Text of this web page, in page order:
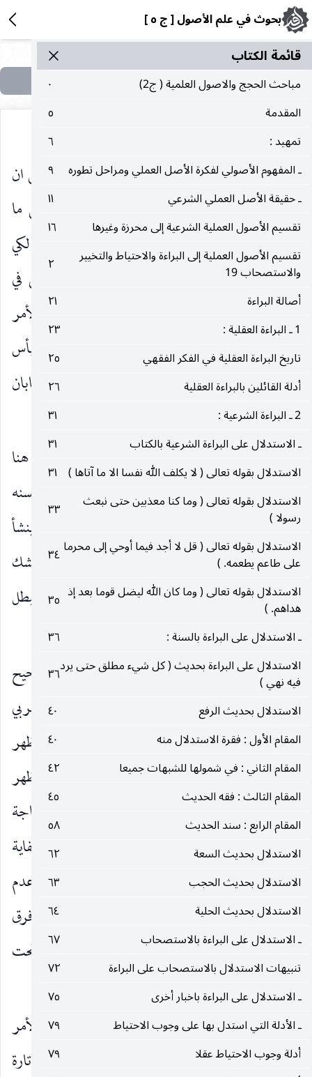
بحوث في علم الأصول [ ج ٥ ]
قائمة الکتاب
مباحث الحجج والاصول العلمية ( ج2)
٠
المقدمة
٥
تمهيد :
٦
ـ المفهوم الأصولي لفكرة الأصل العملي ومراحل تطوره
٩
ـ حقيقة الأصل العملي الشرعي
١١
تقسيم الأصول العملية الشرعية إلى محرزة وغيرها
١٦
تقسيم الأصول العملية إلى البراءة والاحتياط والتخيير
والاستصحاب 19
٢
أصالة البراءة
٢١
1 ـ البراءة العقلية :
٢٣
تاريخ البراءة العقلية في الفكر الفقهي
٢٥
أدلة القائلين بالبراءة العقلية
٢٦
2 ـ البراءة الشرعية :
٣١
ـ الاستدلال على البراءة الشرعية بالكتاب
٣١
الاستدلال بقوله تعالى ( لا يكلف الله نفسا الا ما آتاها ) ٣١
الاستدلال بقوله تعالى ( وما كنا معذبين حتى نبعث
رسولا )
٣٣
الاستدلال بقوله تعالى ( قل لا أجد فيما أوحي إلى محرما
على طاعم يطعمه. )
٣٤
الاستدلال بقوله تعالى ( وما كان الله ليضل قوما بعد إذ
هداهم. )
٣٥
ـ الاستدلال على البراءة بالسنة :
٣٦
الاستدلال على البراءة بحديث ( كل شيء مطلق حتى يرد
فيه نهي )
٣٦
الاستدلال بحديث الرفع
٤٠
المقام الأول : فقرة الاستدلال منه
٤٠
المقام الثاني : في شمولها للشبهات جميعا
٤٢
المقام الثالث : فقه الحديث
٤٥
المقام الرابع : سند الحديث
٥٨
الاستدلال بحديث السعة
٦٢
الاستدلال بحديث الحجب
٦٣
الاستدلال بحديث الحلية
٦٤
ـ الاستدلال على البراءة بالاستصحاب
٦٧
تنبيهات الاستدلال بالاستصحاب على البراءة
٧٢
ـ الاستدلال على البراءة باخبار أخرى
٧٥
ـ الأدلة التي استدل بها على وجوب الاحتياط
٧٩
أدلة وجوب الاحتياط عقلا
٧٩
لنكتة أخرى غير الواقع المشتبه مثل النبوي الدال على ان
من ترك الشبهات كان لما استبان له اترك بناء على ما
ذكرناه من ظهوره في إرادة النهي عن ارتكاب المشتبه لكي
لا يتجرأ المكلف بالتدريج على مخالفة المولى حتى في
المتيقن والبين غيه وإثمه وهذه نكتة أخرى تجعل الأمر
بالاحتياط في مورد الشبهة نفسيا لا طريقيا ولا بأس
بالالتزام بثبوته أيضا ان صح سنده فيثبت استحبابان
للاحتياط أحدهما طريقي والآخر نفسي.
المقام الثاني ـفي الاحتياط في العبادات ، والبحث هنا
في كيفية تصويره صغرويا بعد ان فرغنا عن حسنه
واستحبابه كبرويا في المقام السابق ، ووجه الإشكال ينشأ
من لزوم قصد الأمر في العبادة وهو لا يتأتى مع الشك
وعدم العلم بالأمر الا بنحو التشريع المحرم والمبطل
للعبادة.
وهذا الإشكال لا مأخذ له بناء على ما هو الصحيح
فقهيا من ان اللازم في صحة العبادة مطلق الداعي القربي
فان الانبعاث عن احتمال الأمر داع قربي إلهي لأنه مظهر
من مظاهر الإخلاص ذاتا للمولى وكل ما هو مظهر
للإخلاص للمولى يوجب التقرب ذاتا إليه أيضا بلا حاجة
إلى جعل ، ولم يناقش فيه أحد وانما ناقش بعضهم في كفاية
مع إمكان العلم بالأمر والتقرب الجزمي به فمع فرض عدم
إمكان ذلك لا مجال لتوهم الإشكال أصلا من دون فرق
بين ان يكون وجوب القربة عقليا لاستحالة أخذه تحت
الأمر أو بحكم الشارع نفسه.
وانما الإشكال ينشأ على فرض اشتراط قصد الأمر
الجزمي شرعا في صحة العبادة مع الإمكان. وهنا تارة